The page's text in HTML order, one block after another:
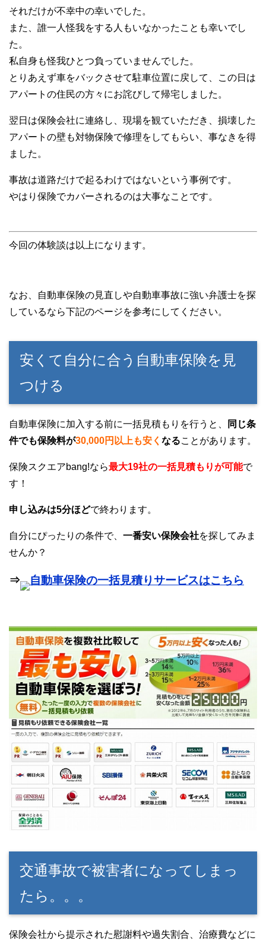
それだけが不幸中の幸いでした。
また、誰一人怪我をする人もいなかったことも幸いでし
た。
私自身も怪我ひとつ負っていませんでした。
とりあえず車をバックさせて駐車位置に戻して、この日は
アパートの住民の方々にお詫びして帰宅しました。
翌日は保険会社に連絡し、現場を観ていただき、損壊した
アパートの壁も対物保険で修理をしてもらい、事なきを得
ました。
事故は道路だけで起るわけではないという事例です。
やはり保険でカバーされるのは大事なことです。
今回の体験談は以上になります。
なお、自動車保険の見直しや自動車事故に強い弁護士を探
しているなら下記のページを参考にしてください。
安くて自分に合う自動車保険を見
つける
自動車保険に加入する前に一括見積もりを行うと、
同じ条
件でも保険料が30,000円以上も安く なることがあります。
保険スクエアbang!なら最大19社の一括見積もりが可能で
す！
申し込みは5分ほどで終わります。
自分にぴったりの条件で、 一番安い保険会社を探してみま
せんか？
⇒ 自動車保険の一括見積りサービスはこちら
交通事故で被害者になってしまっ
たら。。。
保険会社から提示された慰謝料や過失割合、治療費などに